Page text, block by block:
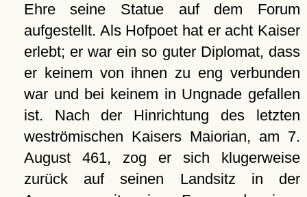
Ehre seine Statue auf dem Forum
aufgestellt. Als Hofpoet hat er acht Kaiser
erlebt; er war ein so guter Diplomat, dass
er keinem von ihnen zu eng verbunden
war und bei keinem in Ungnade gefallen
ist. Nach der Hinrichtung des letzten
weströmischen Kaisers Maiorian, am 7.
August 461, zog er sich klugerweise
zurück auf seinen Landsitz in der